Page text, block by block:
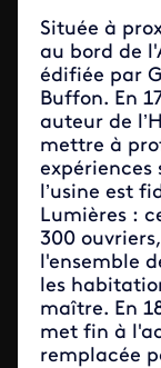
Située à
au bord de
édifiée par
Buffon. En
auteur de
mettre à
expériences
l’usine est
Lumières :
300
l'ensemble
les
maître. En
met fin à
remplacée